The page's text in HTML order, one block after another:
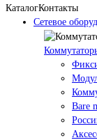
КаталогКонтакты
Сетевое
Bare